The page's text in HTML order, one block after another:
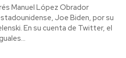
Manuel López Obrador
Joe Biden, por su
En su cuenta de Twitter, el